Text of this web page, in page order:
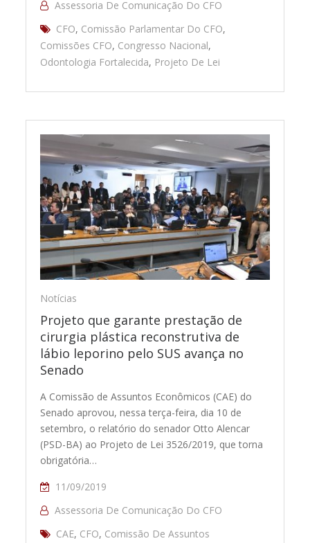
Assessoria De Comunicação Do CFO
CFO, Comissão Parlamentar Do CFO,
Comissões CFO, Congresso Nacional,
Odontologia Fortalecida, Projeto De Lei
Notícias
Projeto que garante prestação de
cirurgia plástica reconstrutiva de
lábio leporino pelo SUS avança no
Senado
A Comissão de Assuntos Econômicos (CAE) do
Senado aprovou, nessa terça-feira, dia 10 de
setembro, o relatório do senador Otto Alencar
(PSD-BA) ao Projeto de Lei 3526/2019, que torna
obrigatória…
11/09/2019
Assessoria De Comunicação Do CFO
CAE, CFO, Comissão De Assuntos